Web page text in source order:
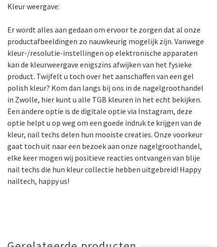
Kleur weergave:
Er wordt alles aan gedaan om ervoor te zorgen dat al onze
productafbeeldingen zo nauwkeurig mogelijk zijn. Vanwege
kleur-/resolutie-instellingen op elektronische apparaten
kan de kleurweergave enigszins afwijken van het fysieke
product. Twijfelt u toch over het aanschaffen van een gel
polish kleur? Kom dan langs bij ons in de nagelgroothandel
in Zwolle, hier kunt u alle TGB kleuren in het echt bekijken.
Een andere optie is de digitale optie via Instagram, deze
optie helpt u op weg om een goede indruk te krijgen van de
kleur, nail techs delen hun mooiste creaties. Onze voorkeur
gaat toch uit naar een bezoek aan onze nagelgroothandel,
elke keer mogen wij positieve reacties ontvangen van blije
nail techs die hun kleur collectie hebben uitgebreid! Happy
nailtech, happy us!